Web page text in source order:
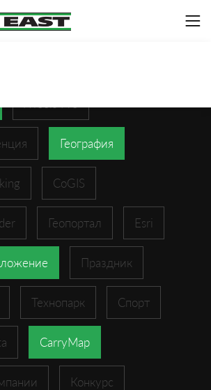
География
CoGIS
Геопортал Esri
Праздник
Технопарк Спорт
CarryMap
Конкурс